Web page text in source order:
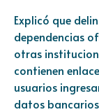
Explicó que
dependencias
otras
contienen
usuarios
datos